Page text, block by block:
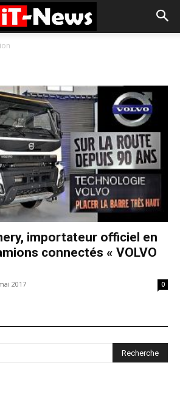
importateur officiel en
connectés « VOLVO
2017 0